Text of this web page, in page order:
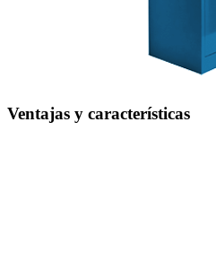
Ventajas y características